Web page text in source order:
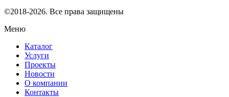
©2018-2026. Все права защищены
Меню
Каталог
Услуги
Проекты
Новости
О компании
Контакты